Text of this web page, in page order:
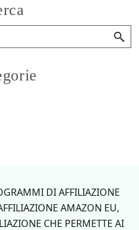
DI AFFILIAZIONE
AMAZON EU,
CHE PERMETTE AI